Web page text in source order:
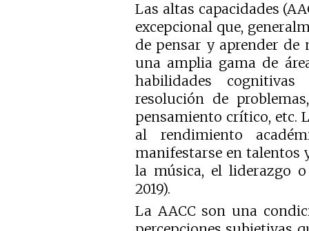
Las altas capacidades
excepcional que,
de pensar y aprender
una amplia gama de
habilidades
resolución de
pensamiento crítico, etc.
al rendimiento
manifestarse en talentos
la música, el liderazgo
2019).
La AACC son una